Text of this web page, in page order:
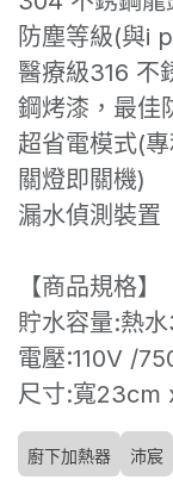
防塵等級(與i
醫療級316 不
鋼烤漆，最佳
超省電模式(
關燈即關機)
漏水偵測裝置
【商品規格】
貯水容量:熱
電壓:110V /
尺寸:寬23cm
廚下加熱器 沛宸